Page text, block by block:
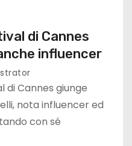
di Cannes
influencer
di Cannes giunge
nota influencer ed
con sé